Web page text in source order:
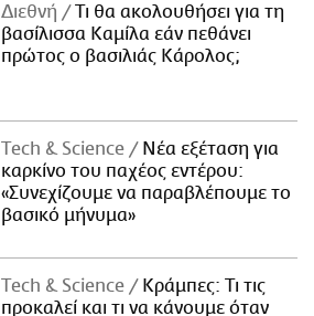
Διεθνή
Τι θα ακολουθήσει για τη
βασίλισσα Καμίλα εάν πεθάνει
πρώτος ο βασιλιάς Κάρολος;
Τech & Science
Νέα εξέταση για
καρκίνο του παχέος εντέρου:
«Συνεχίζουμε να παραβλέπουμε το
βασικό μήνυμα»
Τech & Science
Κράμπες: Τι τις
προκαλεί και τι να κάνουμε όταν